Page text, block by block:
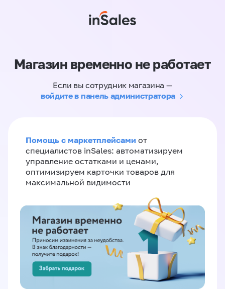
Магазин временно не работает
Если вы сотрудник магазина —
войдите в панель администратора
Помощь с маркетплейсами от
специалистов inSales: автоматизируем
управление остатками и ценами,
оптимизируем карточки товаров для
максимальной видимости